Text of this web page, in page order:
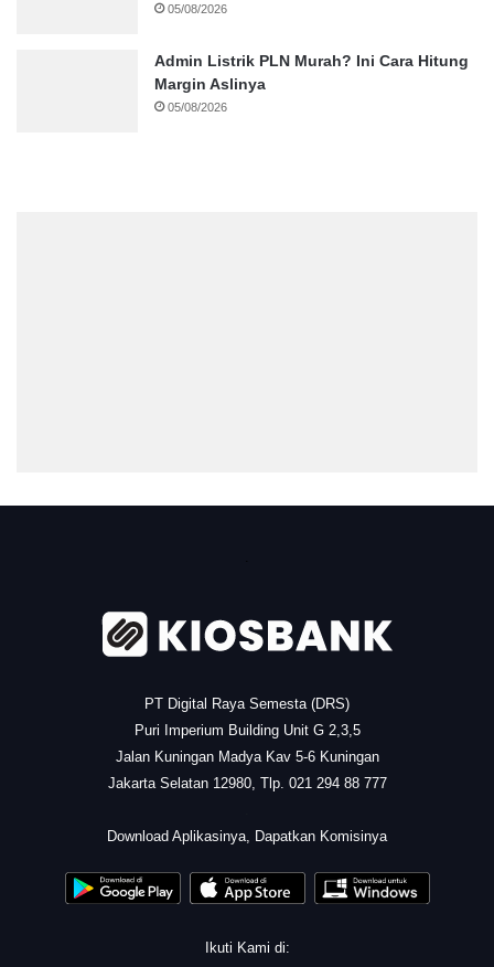
05/08/2026
Admin Listrik PLN Murah? Ini Cara Hitung
Margin Aslinya
05/08/2026
PT Digital Raya Semesta (DRS)
Puri Imperium Building Unit G 2,3,5
Jalan Kuningan Madya Kav 5-6 Kuningan
Jakarta Selatan 12980, Tlp. 021 294 88 777
Download Aplikasinya, Dapatkan Komisinya
Ikuti Kami di: